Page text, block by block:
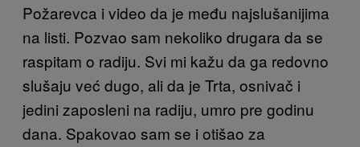
Požarevca i video da je među najslušanijima
na listi. Pozvao sam nekoliko drugara da se
raspitam o radiju. Svi mi kažu da ga redovno
slušaju već dugo, ali da je Trta, osnivač i
jedini zaposleni na radiju, umro pre godinu
dana. Spakovao sam se i otišao za